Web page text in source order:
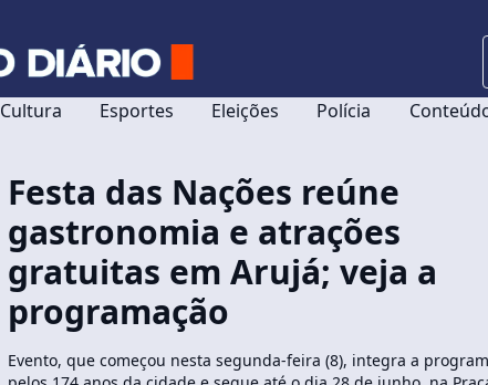
Cultura Esportes Eleições Polícia
Festa das Nações reúne
gastronomia e atrações
gratuitas em Arujá; veja a
programação
Evento, que começou nesta segunda-feira (8), integra a